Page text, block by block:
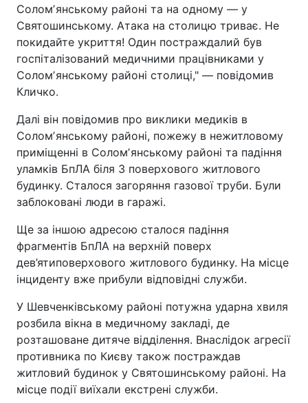
Соломʼянському районі та на одному — у
Святошинському. Атака на столицю триває. Не
покидайте укриття! Один постраждалий був
госпіталізований медичними працівниками у
Соломʼянському районі столиці," — повідомив
Кличко.
Далі він повідомив про виклики медиків в
Соломʼянському районі, пожежу в нежитловому
приміщенні в Соломʼянському районі та падіння
уламків БпЛА біля 3 поверхового житлового
будинку. Сталося загоряння газової труби. Були
заблоковані люди в гаражі.
Ще за іншою адресою сталося падіння
фрагментів БпЛА на верхній поверх
дев’ятиповерхового житлового будинку. На місце
інциденту вже прибули відповідні служби.
У Шевченківському районі потужна ударна хвиля
розбила вікна в медичному закладі, де
розташоване дитяче відділення. Внаслідок агресії
противника по Києву також постраждав
житловий будинок у Святошинському районі. На
місце події виїхали екстрені служби.